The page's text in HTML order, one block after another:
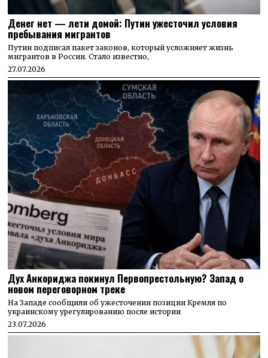
Денег нет — лети домой: Путин ужесточил условия
пребывания мигрантов
Путин подписал пакет законов, который усложняет жизнь
мигрантов в России. Стало известно,
27.07.2026
Дух Анкориджа покинул Первопрестольную? Запад о
новом переговорном треке
На Западе сообщили об ужесточении позиции Кремля по
украинскому урегулированию после истории
23.07.2026